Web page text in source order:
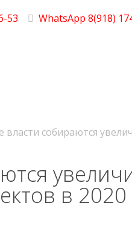
53 WhatsApp 8(918)
власти собираются
в 2020